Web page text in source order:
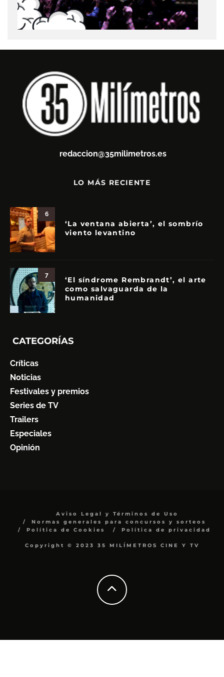
redaccion@35milimetros.es
LO MÁS RECIENTE
6
‘La ventana abierta’, el sombrío
viento levantino
7
‘El síndrome Rembrandt’, el arte
como salvaguarda de la
humanidad
CATEGORÍAS
Críticas
Noticias
Festivales y premios
Series de TV
Trailers
Especiales
Opinión
Aviso Legal y Términos de Uso
Normas generales para concursos y sorteos
Política de Cookies
Política de privacidad
Copyright © 2023 35 MILÍMETROS CINE Y TV